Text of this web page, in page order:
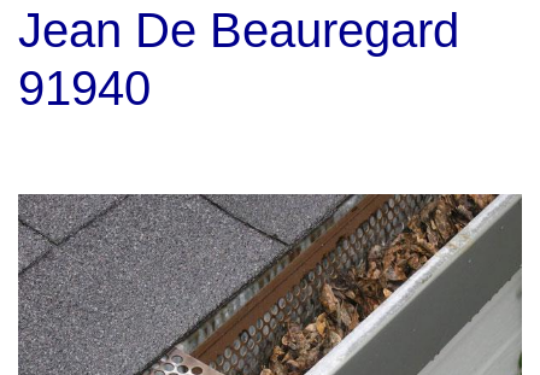
Jean De Beauregard
91940